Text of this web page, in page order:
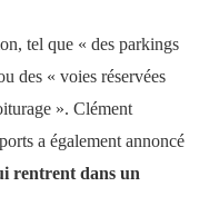
tel que « des parkings
des « voies réservées
». Clément
a également annoncé
rentrent dans un